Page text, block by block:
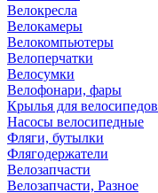
Велокресла
Велокамеры
Велокомпьютеры
Велоперчатки
Велосумки
Велофонари, фары
Крылья для велосипедов
Насосы велосипедные
Фляги, бутылки
Флягодержатели
Велозапчасти
Велозапчасти, Разное